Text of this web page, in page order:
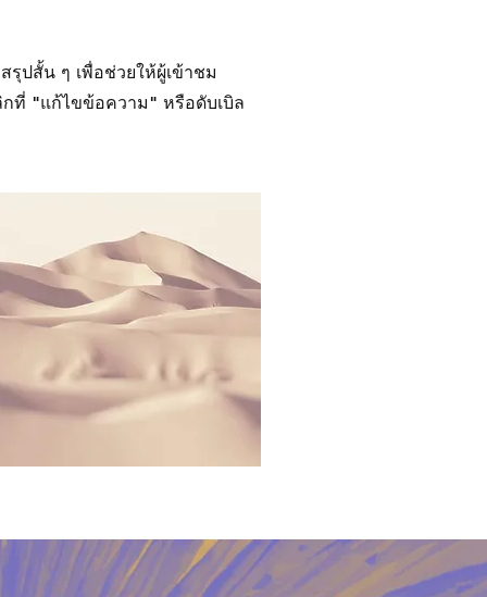
ปสั้น ๆ เพื่อช่วยให้ผู้เข้าชม
ที่ "แก้ไขข้อความ" หรือดับเบิล